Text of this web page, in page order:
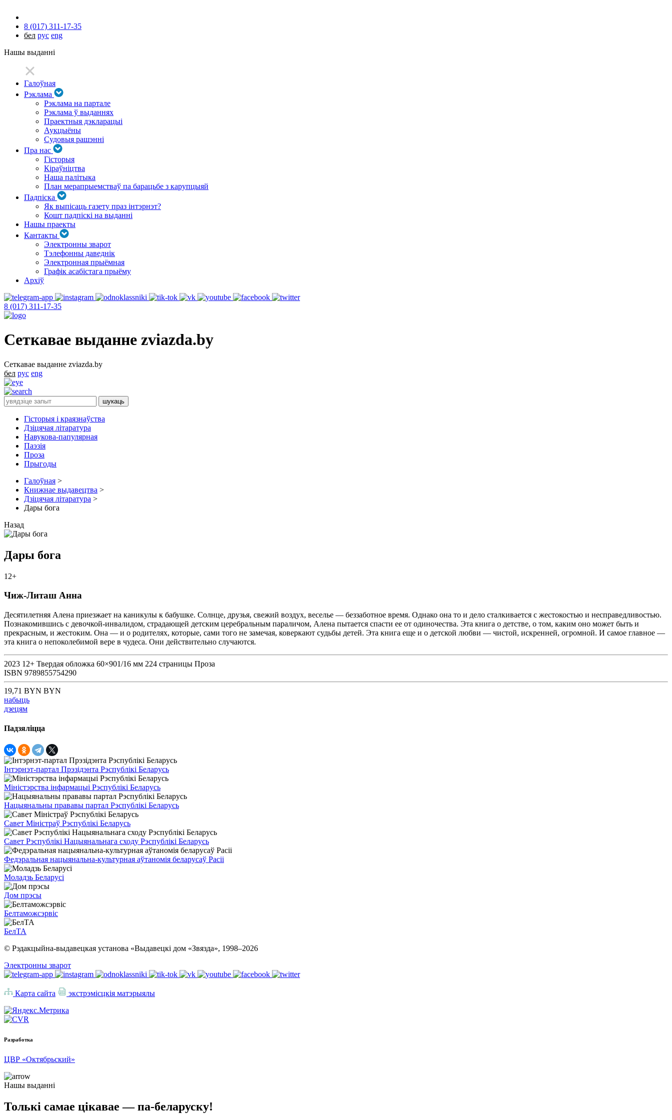
8 (017) 311-17-35
бел рус eng
Нашы выданні
Галоўная
Рэклама
Рэклама на партале
Рэклама ў выданнях
Праектныя дэкларацыі
Аукцыёны
Судовыя рашэнні
Пра нас
Гісторыя
Кіраўніцтва
Наша палітыка
План мерапрыемстваў па барацьбе з карупцыяй
Падпіска
Як выпісаць газету праз інтэрнэт?
Кошт падпіскі на выданні
Нашы праекты
Кантакты
Электронны зварот
Тэлефонны даведнік
Электронная прыёмная
Графік асабістага прыёму
Архіў
8 (017) 311-17-35
Сеткавае выданне zviazda.by
Сеткавае выданне zviazda.by
бел рус eng
Гісторыя і краязнаўства
Дзіцячая літаратура
Навукова-папулярная
Паэзія
Проза
Прыгоды
Галоўная >
Книжнае выдавецтва >
Дзіцячая літаратура >
Дары бога
Назад
Дары бога
12+
Чиж-Литаш Анна
Десятилетняя Алена приезжает на каникулы к бабушке. Солнце, друзья, свежий воздух, веселье — беззаботное время. Однако она то и дело сталкивается с жестокостью и несправедливостью.
Познакомившись с девочкой-инвалидом, страдающей детским церебральным параличом, Алена пытается спасти ее от одиночества. Эта книга о детстве, о том, каким оно может быть и
прекрасным, и жестоким. Она — и о родителях, которые, сами того не замечая, коверкают судьбы детей. Эта книга еще и о детской любви — чистой, искренней, огромной. И самое главное —
эта книга о непоколебимой вере в чудеса. Они действительно случаются.
2023 12+ Твердая обложка 60×901/16 мм 224 страницы Проза
ISBN 9789855754290
19,71 BYN BYN
набыць
дзецям
Падзяліцца
Інтэрнэт-партал Прэзідэнта Рэспублікі Беларусь
Міністэрства інфармацыі Рэспублікі Беларусь
Нацыянальны прававы партал Рэспублікі Беларусь
Савет Міністраў Рэспублікі Беларусь
Савет Рэспублікі Нацыянальнага сходу Рэспублікі Беларусь
Федэральная нацыянальна-культурная аўтаномія беларусаў Расіі
Моладзь Беларусі
Дом прэсы
Белтаможсэрвіс
БелТА
© Рэдакцыйна-выдавецкая установа «Выдавецкі дом «Звязда», 1998–2026
Электронны зварот
Карта сайта экстрэмісцкія матэрыялы
Разработка
ЦВР «Октябрьский»
Нашы выданні
Толькі самае цікавае — па-беларуску!